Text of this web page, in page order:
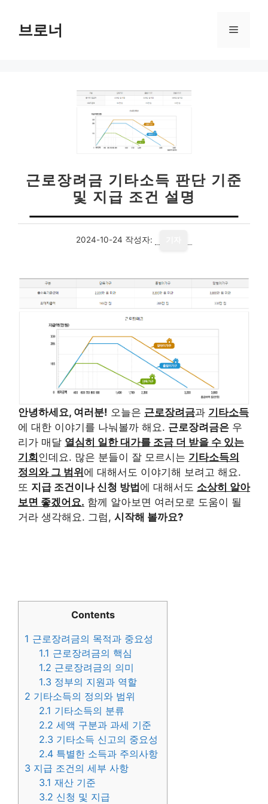
브로너 메
근로장려금 기타소득 판단 기준
및 지급 조건 설명
2024-10-24 작성자:
안녕하세요, 여러분! 오늘은 근로장려금과 기타소득
에 대한 이야기를 나눠볼까 해요. 근로장려금은 우
리가 매달 열심히 일한 대가를 조금 더 받을 수 있는
기회 인데요. 많은 분들이 잘 모르시는 기타소득의
정의와 그 범위 에 대해서도 이야기해 보려고 해요.
또 지급 조건이나 신청 방법 에 대해서도 소상히 알아
보면 좋겠어요. 함께 알아보면 여러모로 도움이 될
거라 생각해요. 그럼, 시작해 볼까요?
Contents
1 근로장려금의 목적과 중요성
1.1 근로장려금의 핵심
1.2 근로장려금의 의미
1.3 정부의 지원과 역할
2 기타소득의 정의와 범위
2.1 기타소득의 분류
2.2 세액 구분과 과세 기준
2.3 기타소득 신고의 중요성
2.4 특별한 소득과 주의사항
3 지급 조건의 세부 사항
3.1 재산 기준
3.2 신청 및 지급